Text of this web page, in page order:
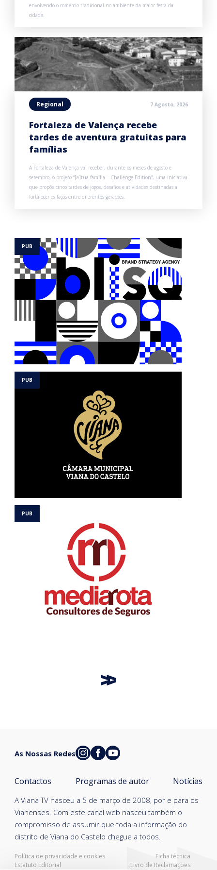
envolvendo o comércio tradicional no ambiente da maior festa da
cidade.
Regional 7 Agosto, 2026
Fortaleza de Valença recebe
tardes de aventura gratuitas para
famílias
A Fortaleza de Valença vai receber, durante os meses de agosto e
setembro, o projeto “[a]tua família – Challenge Edition”, uma iniciativa
que propõe cinco tardes de jogos, desafios e atividades destinadas a
fortalecer os laços entre diferentes gerações.
Política de privacidade e cookies
Ficha técnica
Estatuto Editorial
Livro de Reclamações
A Viana TV nasceu a 5 de março de 2008, por e para os
Vianenses. Com este canal web nasceu também o
compromisso de assumir que toda a informação do
distrito de Viana do Castelo chegue a todos.
Contactos Programas de autor Notícias
As Nossas Redes